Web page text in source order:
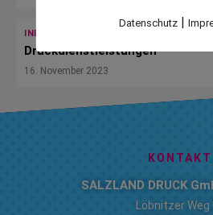
INDUSTRIE
Druckdienstleistungen
16. November 2023
KONTAKT
SALZLAND DRUCK
Löbnitzer Weg
Datenschutz |